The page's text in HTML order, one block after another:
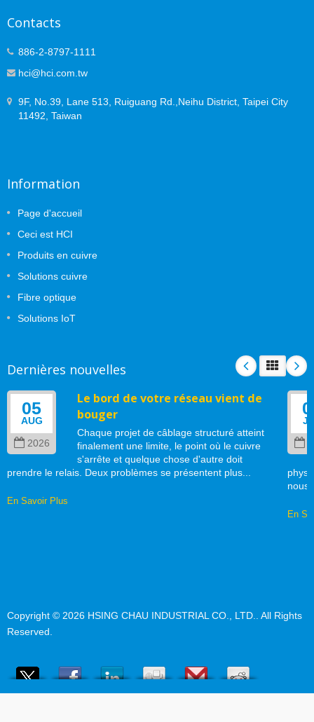
Contacts
886-2-8797-1111
hci@hci.com.tw
9F, No.39, Lane 513, Ruiguang Rd.,Neihu District, Taipei City
11492, Taiwan
Information
Page d'accueil
Ceci est HCI
Produits en cuivre
Solutions cuivre
Fibre optique
Solutions IoT
Dernières nouvelles
05
AUG
2026
Le bord de votre réseau vient de
bouger
Chaque projet de câblage structuré atteint
finalement une limite, le point où le cuivre
s'arrête et quelque chose d'autre doit
prendre le relais. Deux problèmes se présentent plus...
En Savoir Plus
En
Copyright © 2026 HSING CHAU INDUSTRIAL CO., LTD.
. All Rights
Reserved.